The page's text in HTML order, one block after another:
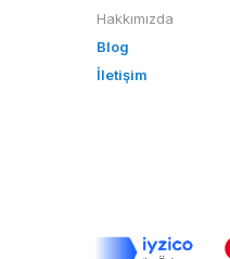
Hakkımızda
Blog
İletişim